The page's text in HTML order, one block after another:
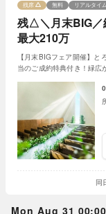
残△＼月末BIG／
最大210万
残席 無料 リアルタイ
【月末BIGフェア開催】
当のご成約特典付き！緑広
同
Mon Aug 31